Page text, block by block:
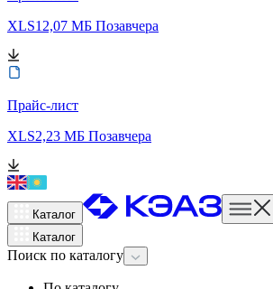
XLS12,07 МБ Позавчера
Прайс-лист
XLS2,23 МБ Позавчера
Каталог
Каталог
Поиск по каталогу